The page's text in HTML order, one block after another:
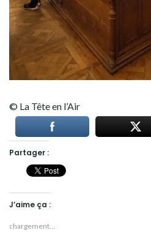
© La Tête en l’Air
Partager :
J’aime ça :
chargement…